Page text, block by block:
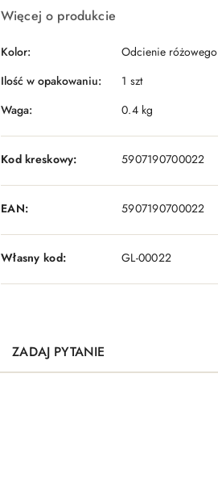
Więcej o produkcie
Kolor:
Odcienie różowego
Ilość w opakowaniu:
1 szt
Waga:
0.4 kg
Kod kreskowy: 5907190700022
EAN: 5907190700022
Własny kod: GL-00022
ZADAJ PYTANIE